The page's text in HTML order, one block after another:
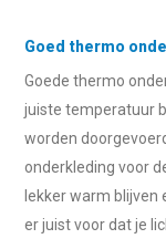
Goed thermo
Goede thermo
juiste temperatuur
worden
onderkleding voor
lekker warm
er juist voor dat je